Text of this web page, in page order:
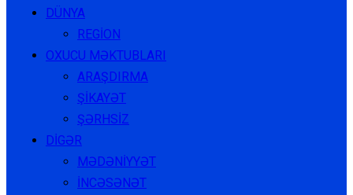
DÜNYA
REGİON
OXUCU MƏKTUBLARI
ARAŞDIRMA
ŞİKAYƏT
ŞƏRHSİZ
DİGƏR
MƏDƏNİYYƏT
İNCƏSƏNƏT